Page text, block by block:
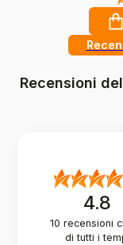
Recensioni
4.8
10 recensioni
di tutti i